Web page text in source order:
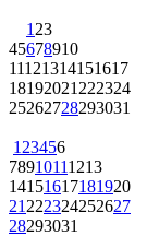
1 23
45678910
11121314151617
18192021 222324
25262728293031
1 23456
78910111213
14151617181920
21 222324252627
28293031